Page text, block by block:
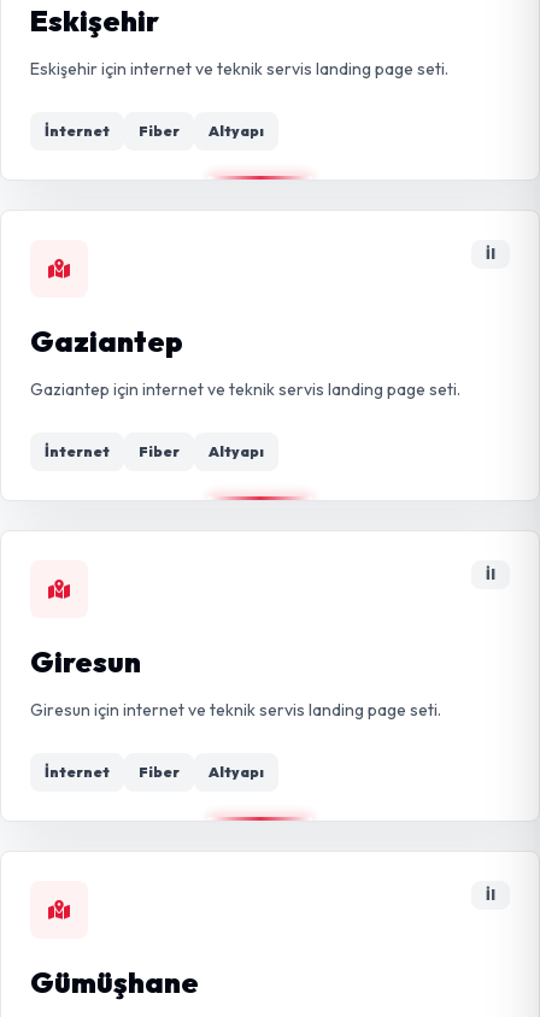
Eskişehir
Eskişehir için internet ve teknik servis landing page seti.
İnternet Fiber Altyapı
İl
Gaziantep
Gaziantep için internet ve teknik servis landing page seti.
İnternet Fiber Altyapı
İl
Giresun
Giresun için internet ve teknik servis landing page seti.
İnternet Fiber Altyapı
İl
Gümüşhane